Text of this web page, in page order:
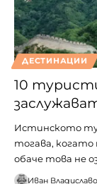
ДЕСТИНАЦИИ
10
Истинското
тогава,
обаче това не
Иван